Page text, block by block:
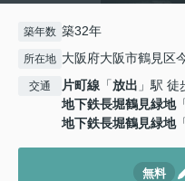
築年数 築32年
所在地 大阪府大阪市鶴見区
交通 片町線 「放出 」駅 徒
地下鉄長堀鶴見緑地
地下鉄長堀鶴見緑地
無料